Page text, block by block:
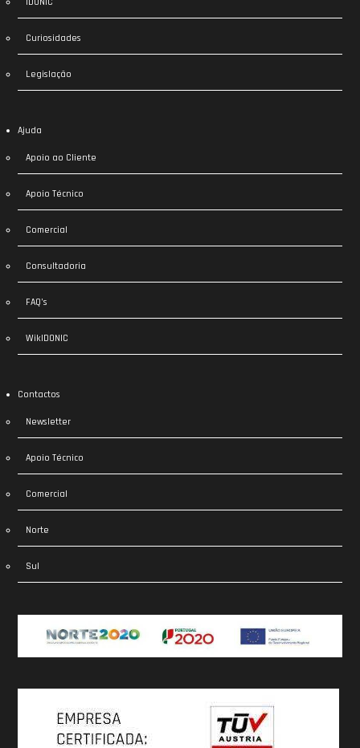
Curiosidades
Legislação
Ajuda
Apoio ao Cliente
Apoio Técnico
Comercial
Consultadoria
FAQ’s
WikIDONIC
Contactos
Newsletter
Apoio Técnico
Comercial
Norte
Sul